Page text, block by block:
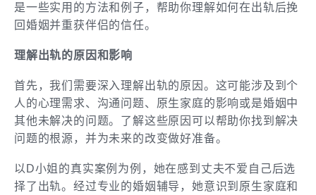
是一些实用的方法和例子，帮助你理解如何在出轨后挽
回婚姻并重获伴侣的信任。
理解出轨的原因和影响
首先，我们需要深入理解出轨的原因。这可能涉及到个
人的心理需求、沟通问题、原生家庭的影响或是婚姻中
其他未解决的问题。了解这些原因可以帮助你找到解决
问题的根源，并为未来的改变做好准备。
以D小姐的真实案例为例，她在感到丈夫不爱自己后选
择了出轨。经过专业的婚姻辅导，她意识到原生家庭和